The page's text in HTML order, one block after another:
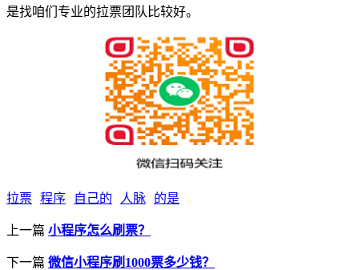
是找咱们专业的拉票团队比较好。
拉票 程序 自己的 人脉 的是
上一篇 小程序怎么刷票？
下一篇 微信小程序刷1000票多少钱？